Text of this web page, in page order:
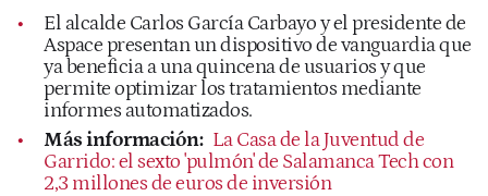
El alcalde Carlos García Carbayo y el presidente de
Aspace presentan un dispositivo de vanguardia que
ya beneficia a una quincena de usuarios y que
permite optimizar los tratamientos mediante
informes automatizados.
Más información: La Casa de la Juventud de
Garrido: el sexto 'pulmón' de Salamanca Tech con
2,3 millones de euros de inversión